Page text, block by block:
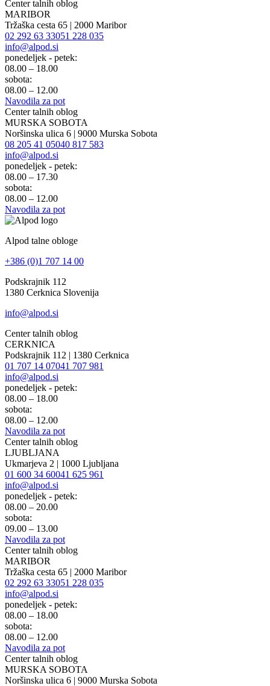
Center talnih oblog
MARIBOR
Tržaška cesta 65 | 2000 Maribor
02 292 63 33051 228 035
info@alpod.si
ponedeljek - petek:
08.00 – 18.00
sobota:
08.00 – 12.00
Navodila za pot
Center talnih oblog
MURSKA SOBOTA
Noršinska ulica 6 | 9000 Murska Sobota
08 205 41 05040 817 583
info@alpod.si
ponedeljek - petek:
08.00 – 17.30
sobota:
08.00 – 12.00
Navodila za pot
Alpod talne obloge
+386 (0)1 707 14 00
Podskrajnik 112
1380 Cerknica Slovenija
info@alpod.si
Center talnih oblog
CERKNICA
Podskrajnik 112 | 1380 Cerknica
01 707 14 07041 707 981
info@alpod.si
ponedeljek - petek:
08.00 – 18.00
sobota:
08.00 – 12.00
Navodila za pot
Center talnih oblog
LJUBLJANA
Ukmarjeva 2 | 1000 Ljubljana
01 600 34 60041 625 961
info@alpod.si
ponedeljek - petek:
08.00 – 20.00
sobota:
09.00 – 13.00
Navodila za pot
Center talnih oblog
MARIBOR
Tržaška cesta 65 | 2000 Maribor
02 292 63 33051 228 035
info@alpod.si
ponedeljek - petek:
08.00 – 18.00
sobota:
08.00 – 12.00
Navodila za pot
Center talnih oblog
MURSKA SOBOTA
Noršinska ulica 6 | 9000 Murska Sobota